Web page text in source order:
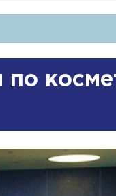
по